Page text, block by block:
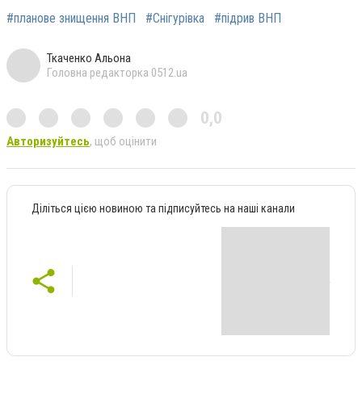
#планове знищення ВНП #Снігурівка #підрив ВНП
Ткаченко Альона
Головна редакторка 0512.ua
0,0
Авторизуйтесь, щоб оцінити
Діліться цією новиною та підписуйтесь на наші канали